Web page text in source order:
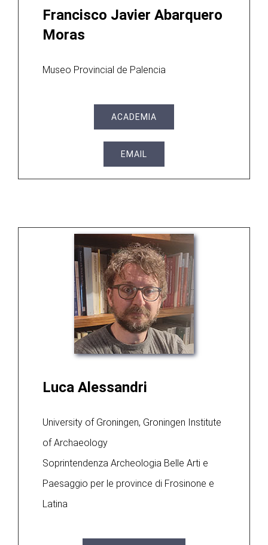
Francisco Javier Abarquero
Moras
Museo Provincial de Palencia
ACADEMIA
EMAIL
Luca Alessandri
University of Groningen, Groningen Institute
of Archaeology
Soprintendenza Archeologia Belle Arti e
Paesaggio per le province di Frosinone e
Latina